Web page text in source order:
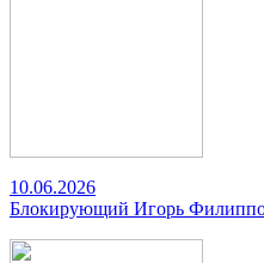
10.06.2026
Блокирующий Игорь